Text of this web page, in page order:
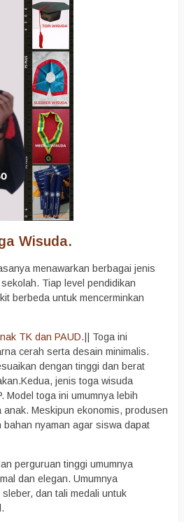
Wisuda.
menawarkan berbagai jenis
Tiap level pendidikan
berbeda untuk mencerminkan
TK dan PAUD.|| Toga ini
cerah serta desain minimalis.
dengan tinggi dan berat
jenis toga wisuda
Model toga ini umumnya lebih
Meskipun ekonomis, produsen
bahan nyaman agar siswa dapat
perguruan tinggi umumnya
dan elegan. Umumnya
dan tali medali untuk